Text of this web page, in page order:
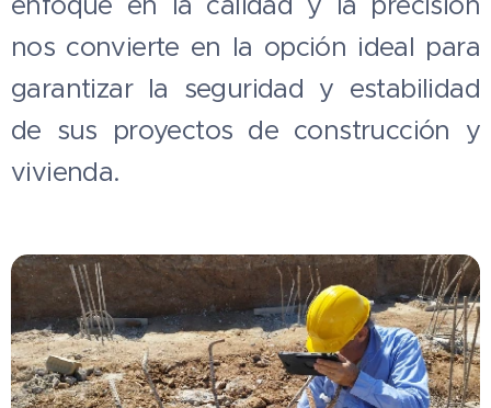
nos convierte en la opción ideal para
garantizar la seguridad y estabilidad
de sus proyectos de construcción y
vivienda.